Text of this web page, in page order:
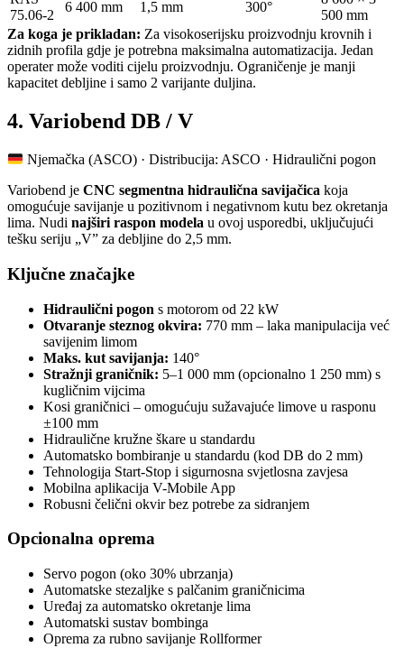
75.06-2
6 400 mm 1,5 mm 300°
500 mm
Za koga je prikladan: Za visokoserijsku proizvodnju krovnih i
zidnih profila gdje je potrebna maksimalna automatizacija. Jedan
operater može voditi cijelu proizvodnju. Ograničenje je manji
kapacitet debljine i samo 2 varijante duljina.
4. Variobend DB / V
Njemačka (ASCO) · Distribucija: ASCO · Hidraulični pogon
Variobend je CNC segmentna hidraulična savijačica koja
omogućuje savijanje u pozitivnom i negativnom kutu bez okretanja
lima. Nudi najširi raspon modela u ovoj usporedbi, uključujući
tešku seriju „V” za debljine do 2,5 mm.
Ključne značajke
Hidraulični pogon s motorom od 22 kW
Otvaranje steznog okvira: 770 mm – laka manipulacija već
savijenim limom
Maks. kut savijanja: 140°
Stražnji graničnik: 5–1 000 mm (opcionalno 1 250 mm) s
kugličnim vijcima
Kosi graničnici – omogućuju sužavajuće limove u rasponu
±100 mm
Hidraulične kružne škare u standardu
Automatsko bombiranje u standardu (kod DB do 2 mm)
Tehnologija Start-Stop i sigurnosna svjetlosna zavjesa
Mobilna aplikacija V-Mobile App
Robusni čelični okvir bez potrebe za sidranjem
Opcionalna oprema
Servo pogon (oko 30% ubrzanja)
Automatske stezaljke s palčanim graničnicima
Uređaj za automatsko okretanje lima
Automatski sustav bombinga
Oprema za rubno savijanje Rollformer